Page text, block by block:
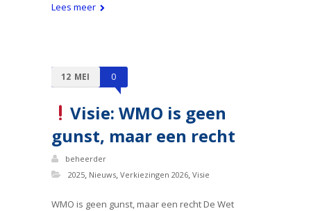
Lees meer
12 MEI 0
Visie: WMO is geen
gunst, maar een recht
beheerder
2025, Nieuws, Verkiezingen 2026, Visie
WMO is geen gunst, maar een recht De Wet